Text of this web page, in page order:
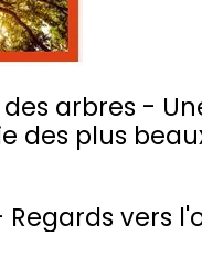
des arbres -
des plus
Regards vers